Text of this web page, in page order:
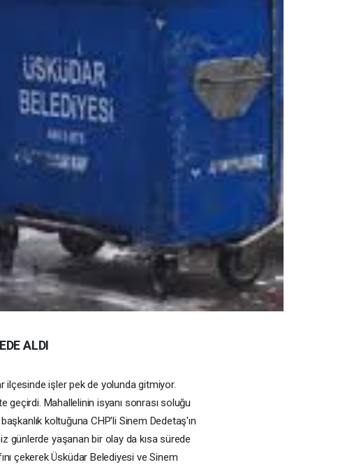
ALDI
ilçesinde işler pek de yolunda gitmiyor.
geçirdi. Mahallelinin isyanı sonrası soluğu
koltuğuna CHP'li Sinem Dedetaş'ın
günlerde yaşanan bir olay da kısa sürede
çekerek Üsküdar Belediyesi ve Sinem